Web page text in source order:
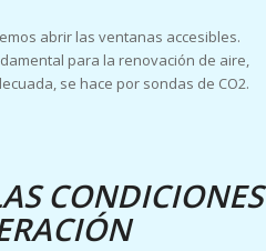
abrir las ventanas accesibles.
para la renovación de aire,
se hace por sondas de CO2.
CONDICIONES